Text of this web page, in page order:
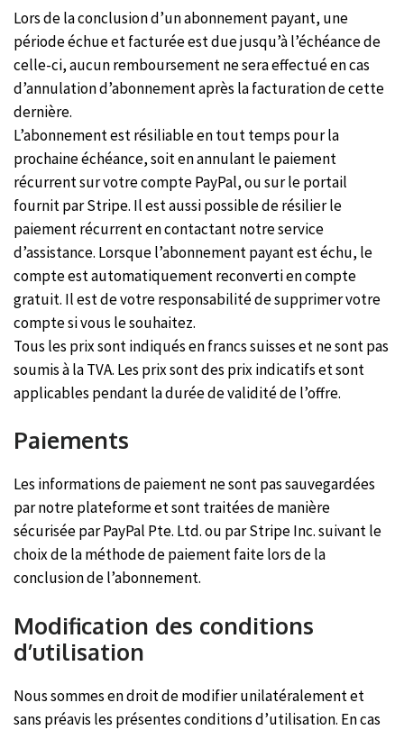
Lors de la conclusion d’un abonnement payant, une
période échue et facturée est due jusqu’à l’échéance de
celle-ci, aucun remboursement ne sera effectué en cas
d’annulation d’abonnement après la facturation de cette
dernière.
L’abonnement est résiliable en tout temps pour la
prochaine échéance, soit en annulant le paiement
récurrent sur votre compte PayPal, ou sur le portail
fournit par Stripe. Il est aussi possible de résilier le
paiement récurrent en contactant notre service
d’assistance. Lorsque l’abonnement payant est échu, le
compte est automatiquement reconverti en compte
gratuit. Il est de votre responsabilité de supprimer votre
compte si vous le souhaitez.
Tous les prix sont indiqués en francs suisses et ne sont pas
soumis à la TVA. Les prix sont des prix indicatifs et sont
applicables pendant la durée de validité de l’offre.
Paiements
Les informations de paiement ne sont pas sauvegardées
par notre plateforme et sont traitées de manière
sécurisée par PayPal Pte. Ltd. ou par Stripe Inc. suivant le
choix de la méthode de paiement faite lors de la
conclusion de l’abonnement.
Modification des conditions
d’utilisation
Nous sommes en droit de modifier unilatéralement et
sans préavis les présentes conditions d’utilisation. En cas